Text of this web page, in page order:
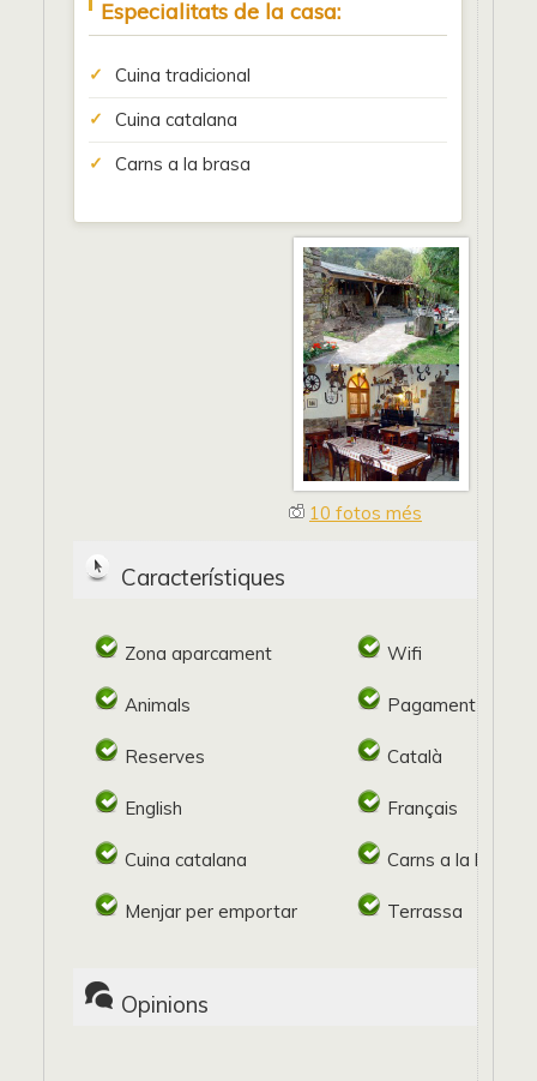
Especialitats de la casa:
Cuina tradicional
Cuina catalana
Carns a la brasa
10 fotos més
Característiques
Zona aparcament Wifi
Animals Pagament
Reserves Català
English Français
Cuina catalana Carns a la brasa
Menjar per emportar Terrassa
Opinions